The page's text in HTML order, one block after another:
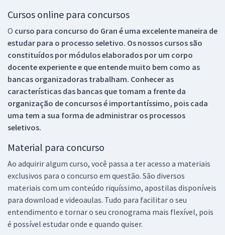
Cursos online para concursos
O curso para concurso do Gran é uma excelente maneira de
estudar para o processo seletivo. Os nossos cursos são
constituídos por módulos elaborados por um corpo
docente experiente e que entende muito bem como as
bancas organizadoras trabalham. Conhecer as
características das bancas que tomam a frente da
organização de concursos é importantíssimo, pois cada
uma tem a sua forma de administrar os processos
seletivos.
Material para concurso
Ao adquirir algum curso, você passa a ter acesso a materiais
exclusivos para o concurso em questão. São diversos
materiais com um conteúdo riquíssimo, apostilas disponíveis
para download e videoaulas. Tudo para facilitar o seu
entendimento e tornar o seu cronograma mais flexível, pois
é possível estudar onde e quando quiser.